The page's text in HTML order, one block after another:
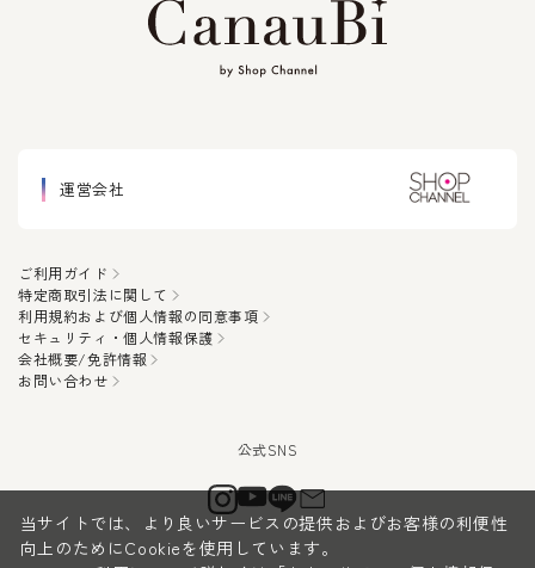
運営会社
ご利用ガイド
特定商取引法に関して
利用規約および個人情報の同意事項
セキュリティ・個人情報保護
会社概要/免許情報
お問い合わせ
当サイトでは、より良いサービスの提供およびお客様の利便性
向上のためにCookieを使用しています。